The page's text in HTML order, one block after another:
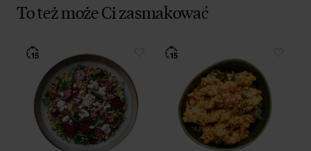
To też może Ci zasmakować